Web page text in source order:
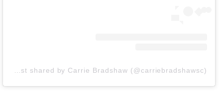
A post shared by Carrie Bradshaw (@carriebradshawsc)